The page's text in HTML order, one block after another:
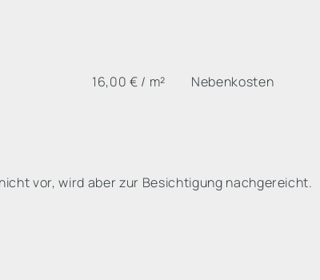
16,00 € / m² Nebenkosten
vor, wird aber zur Besichtigung nachgereicht.